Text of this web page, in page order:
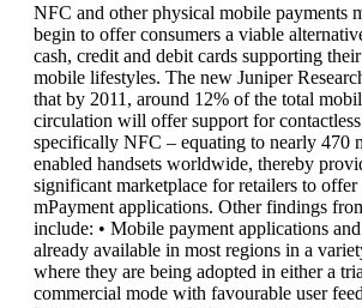
NFC and other physical mobile payments
begin to offer consumers a viable
cash, credit and debit cards supporting
mobile lifestyles. The new Juniper
that by 2011, around 12% of the total
circulation will offer support for
specifically NFC – equating to nearly 470
enabled handsets worldwide, thereby
significant marketplace for retailers to offer
mPayment applications. Other findings
include: • Mobile payment applications
already available in most regions in a
where they are being adopted in either a
commercial mode with favourable user